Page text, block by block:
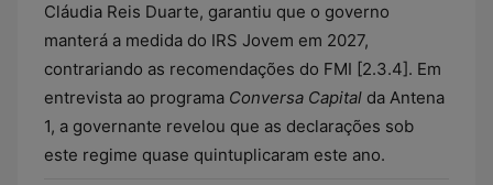
Cláudia Reis Duarte, garantiu que o governo
manterá a medida do IRS Jovem em 2027,
contrariando as recomendações do FMI [2.3.4]. Em
entrevista ao programa Conversa Capital da Antena
1, a governante revelou que as declarações sob
este regime quase quintuplicaram este ano.